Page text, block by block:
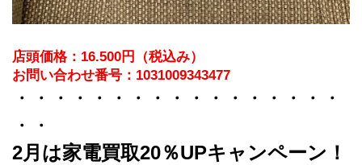
店頭価格：16.500円（税込み）
お問い合わせ番号：1031009343477
・・・・・・・・・・・・・・・・・
・・
2月は家電買取20％UPキャンペーン！